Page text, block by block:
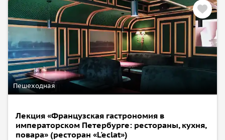
Пешеходная
Лекция «Французская гастрономия в
императорском Петербурге: рестораны, кухня,
повара» (ресторан «L'eclat»)